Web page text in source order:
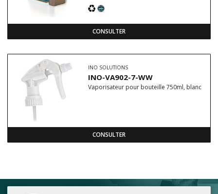
CONSULTER
INO SOLUTIONS
INO-VA902-7-WW
Vaporisateur pour bouteille 750ml, blanc
CONSULTER